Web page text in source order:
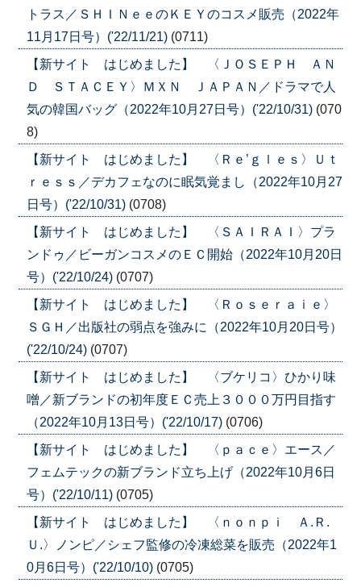
トラス／ＳＨＩＮｅｅのＫＥＹのコスメ販売（2022年
11月17日号）('22/11/21) (0711)
【新サイト はじめました】 〈ＪＯＳＥＰＨ ＡＮ
Ｄ ＳＴＡＣＥＹ〉ＭＸＮ ＪＡＰＡＮ／ドラマで人
気の韓国バッグ（2022年10月27日号）('22/10/31) (070
8)
【新サイト はじめました】 〈Ｒｅ’ｇｌｅｓ〉Ｕｔ
ｒｅｓｓ／デカフェなのに眠気覚まし（2022年10月27
日号）('22/10/31) (0708)
【新サイト はじめました】 〈ＳＡＩＲＡＩ〉プラ
ンドゥ／ビーガンコスメのＥＣ開始（2022年10月20日
号）('22/10/24) (0707)
【新サイト はじめました】 〈Ｒｏｓｅｒａｉｅ〉
ＳＧＨ／出版社の弱点を強みに（2022年10月20日号）
('22/10/24) (0707)
【新サイト はじめました】 〈ブケリコ〉ひかり味
噌／新ブランドの初年度ＥＣ売上３０００万円目指す
（2022年10月13日号）('22/10/17) (0706)
【新サイト はじめました】 〈ｐａｃｅ〉エース／
フェムテックの新ブランド立ち上げ（2022年10月6日
号）('22/10/11) (0705)
【新サイト はじめました】 〈ｎｏｎｐｉ Ａ.Ｒ.
Ｕ.〉ノンピ／シェフ監修の冷凍総菜を販売（2022年1
0月6日号）('22/10/10) (0705)